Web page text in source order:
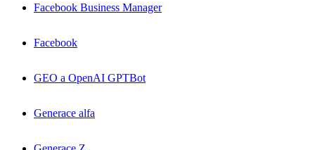
Facebook Business Manager
Facebook
GEO a OpenAI GPTBot
Generace alfa